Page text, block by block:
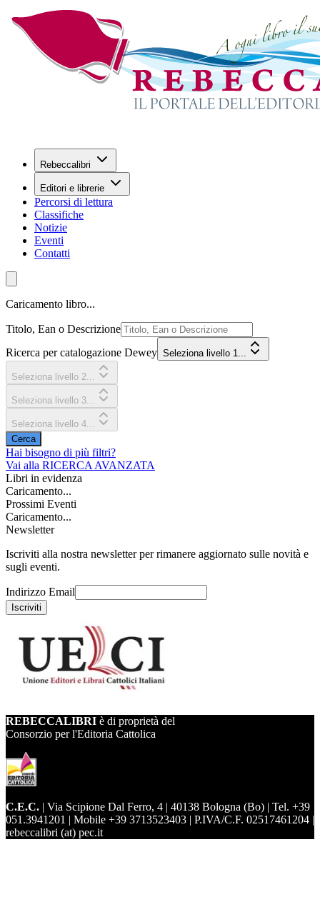
Rebeccalibri
Editori e librerie
Percorsi di lettura
Classifiche
Notizie
Eventi
Contatti
Caricamento libro...
Titolo, Ean o Descrizione
Ricerca per catalogazione Dewey Seleziona livello 1...
Seleziona livello 2...
Seleziona livello 3...
Seleziona livello 4...
Cerca
Hai bisogno di più filtri?
Vai alla RICERCA AVANZATA
Libri in evidenza
Caricamento...
Prossimi Eventi
Caricamento...
Newsletter
Iscriviti alla nostra newsletter per rimanere aggiornato sulle novità e
sugli eventi.
Indirizzo Email
Iscriviti
REBECCALIBRI è di proprietà del
Consorzio per l'Editoria Cattolica
C.E.C. | Via Scipione Dal Ferro, 4 | 40138 Bologna (Bo) | Tel. +39
051.3941201 | Mobile +39 3713523403 | P.IVA/C.F. 02517461204 |
rebeccalibri (at) pec.it